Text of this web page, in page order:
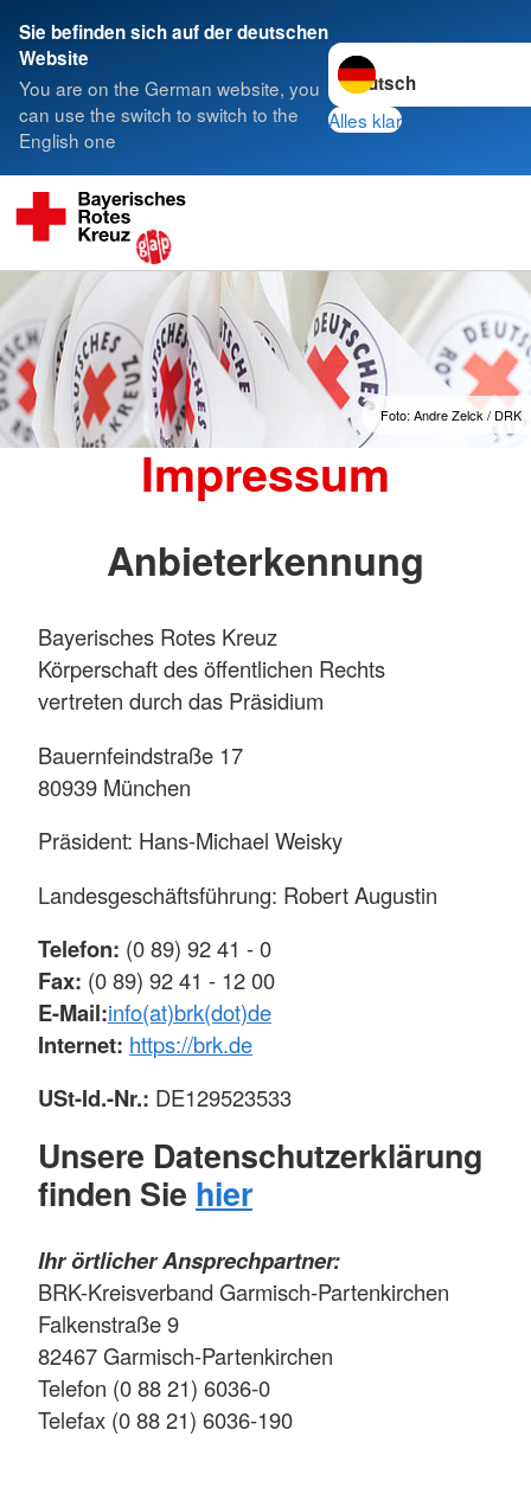
Sie befinden sich auf der deutschen
Website
You are on the German website, you
can use the switch to switch to the
English one
Sprache wechseln zu
Alles klar
Foto: Andre Zelck / DRK
Impressum
Anbieterkennung
Bayerisches Rotes Kreuz
Körperschaft des öffentlichen Rechts
vertreten durch das Präsidium
Bauernfeindstraße 17
80939 München
Präsident: Hans-Michael Weisky
Landesgeschäftsführung: Robert Augustin
Telefon: (0 89) 92 41 - 0
Fax: (0 89) 92 41 - 12 00
E-Mail:info(at)brk(dot)de
Internet: https://brk.de
USt-Id.-Nr.: DE129523533
Unsere Datenschutzerklärung
finden Sie hier
Ihr örtlicher Ansprechpartner:
BRK-Kreisverband Garmisch-Partenkirchen
Falkenstraße 9
82467 Garmisch-Partenkirchen
Telefon (0 88 21) 6036-0
Telefax (0 88 21) 6036-190